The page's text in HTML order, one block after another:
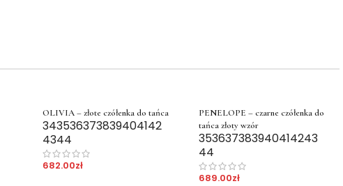
OLIVIA – złote czółenka do tańca
343536373839404142
4344
682.00zł
PENELOPE – czarne czółenka do
tańca złoty wzór
353637383940414243
44
689.00zł